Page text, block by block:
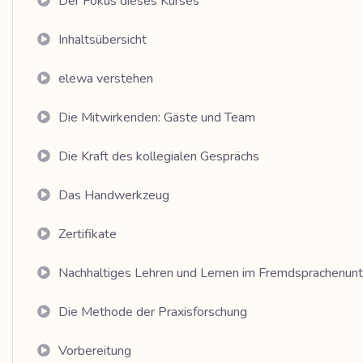
Inhaltsübersicht
elewa verstehen
Die Mitwirkenden: Gäste und Team
Die Kraft des kollegialen Gesprächs
Das Handwerkzeug
Zertifikate
Nachhaltiges Lehren und Lernen im
Die Methode der Praxisforschung
Vorbereitung